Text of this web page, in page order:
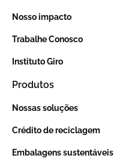
Nosso impacto
Trabalhe Conosco
Instituto Giro
Produtos
Nossas soluções
Crédito de reciclagem
Embalagens sustentáveis